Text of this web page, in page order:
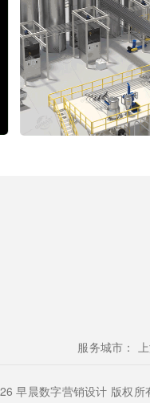
服务城市：
早晨数字营销设计 版权所